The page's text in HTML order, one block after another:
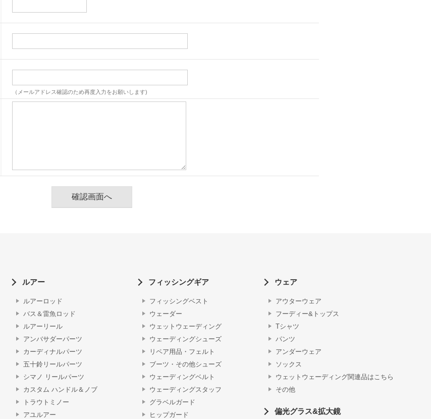
（メールアドレス確認のため再度入力をお願いします)
ルアー
ルアーロッド
バス＆雷魚ロッド
ルアーリール
アンバサダーパーツ
カーディナルパーツ
五十鈴リールパーツ
シマノ リールパーツ
カスタム ハンドル＆ノブ
トラウトミノー
アユルアー
フィッシングギア
フィッシングベスト
ウェーダー
ウェットウェーディング
ウェーディングシューズ
リペア用品・フェルト
ブーツ・その他シューズ
ウェーディングベルト
ウェーディングスタッフ
グラベルガード
ヒップガード
ウェア
アウターウェア
フーディー&トップス
Tシャツ
パンツ
アンダーウェア
ソックス
ウェットウェーディング関連品はこちら
その他
偏光グラス&拡大鏡